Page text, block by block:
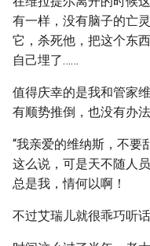
有一样，没有脑子的亡
它，杀死他，把这个东
自己埋了……
值得庆幸的是我和管家
有顺势推倒，也没有办
“我亲爱的维纳斯，不要
这么说，可是天不随人
总是我，情何以啊！
不过艾瑞儿就很乖巧听